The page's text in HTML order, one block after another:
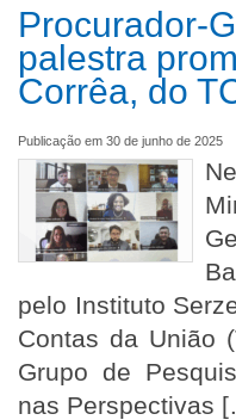
Procurador-
palestra
Corrêa, do
Publicação em 30 de junho de 2025
pelo Instituto
Contas da União
Grupo de
nas Perspectivas